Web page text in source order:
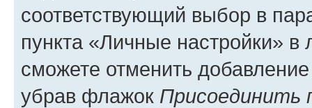
соответствующий выбор в
пункта «Личные настройки»
сможете отменить
убрав флажок Присоединить